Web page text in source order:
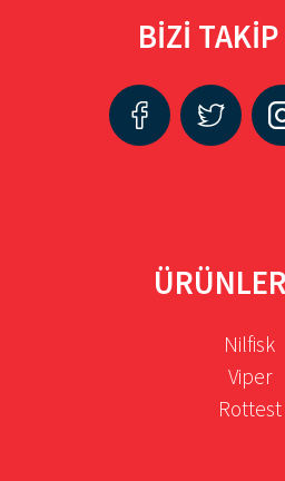
BİZİ
Nilfisk
Viper
Rottest